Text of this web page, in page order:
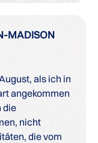
MADISON
als ich in
angekommen
die
nicht
die vom